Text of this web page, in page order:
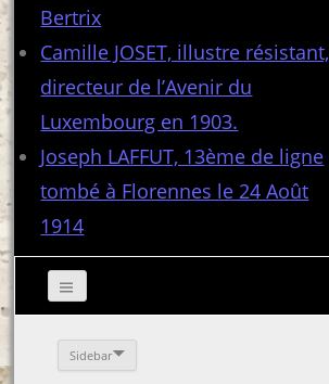
Bertrix
Camille JOSET, illustre résistant,
directeur de l’Avenir du
Luxembourg en 1903.
Joseph LAFFUT, 13ème de ligne
tombé à Florennes le 24 Août
1914
Sidebar